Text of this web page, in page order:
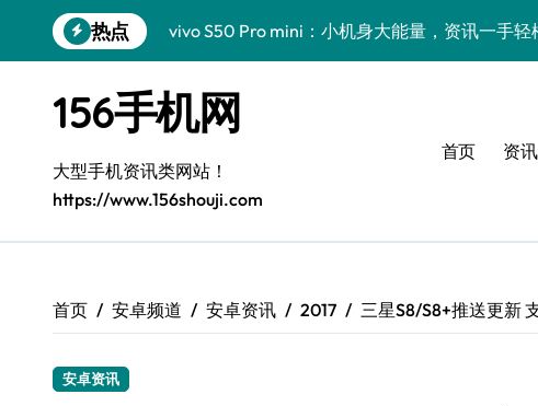
到
热点
vivo S50 Pro mini：小机身大能量，资讯一手轻
三星Galaxy S26震撼来袭！创新科技亮点全搜罗
小米17 Pro来袭！超实用功能大揭秘，速来围观！
S25 Ultra颜值炸裂！定制主题潮翻天
Galaxy S24+惊艳上市，秒变手机美学高手！
Galaxy A56 5G登场，时尚旗舰新选择！
156手机网
大型手机资讯类网站！
https://www.156shouji.com
首页 资讯
首页 安卓频道 安卓资讯 2017 三星S8/S8+推送更新
安卓资讯